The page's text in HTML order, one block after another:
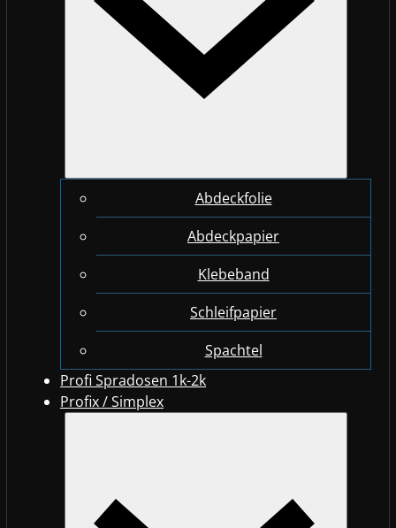
Abdeckfolie
Abdeckpapier
Klebeband
Schleifpapier
Spachtel
Profi Spradosen 1k-2k
Profix / Simplex